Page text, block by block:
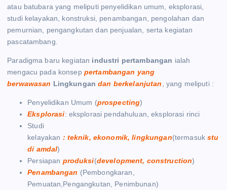
atau batubara yang meliputi penyelidikan umum, eksplorasi,
studi kelayakan, konstruksi, penambangan, pengolahan dan
pemurnian, pengangkutan dan penjualan, serta kegiatan
pascatambang.
Paradigma baru kegiatan industri pertambangan ialah
mengacu pada konsep pertambangan yang
berwawasan Lingkungan dan berkelanjutan , yang meliputi :
Penyelidikan Umum (prospecting)
Eksplorasi: eksplorasi pendahuluan, eksplorasi rinci
Studi
kelayakan : teknik, ekonomik, lingkungan(termasukstu
di amdal)
Persiapan produksi(development, construction)
Penambangan (Pembongkaran,
Pemuatan,Pengangkutan, Penimbunan)